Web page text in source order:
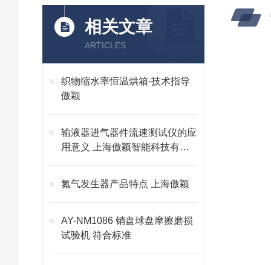
相关文章
ARTICLES
织物缩水率恒温烘箱-技术指导
傲颖
输液器进气器件流速测试仪的应
用意义 上海傲颖智能科技有限
氮气发生器产品特点 上海傲颖
AY-NM1086 销盘球盘摩擦磨损
试验机 符合标准